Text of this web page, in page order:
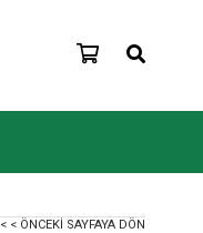
< < ÖNCEKI SAYFAYA DÖN